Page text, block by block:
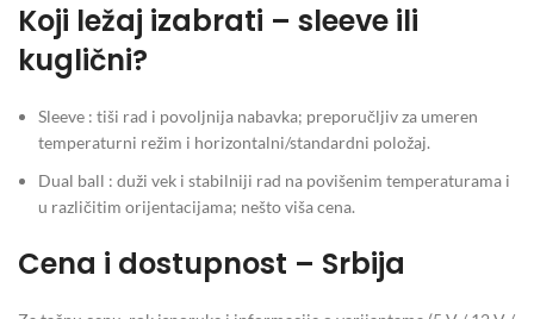
Koji ležaj izabrati – sleeve ili
kuglični?
Sleeve : tiši rad i povoljnija nabavka; preporučljiv za umeren
temperaturni režim i horizontalni/standardni položaj.
Dual ball : duži vek i stabilniji rad na povišenim temperaturama i
u različitim orijentacijama; nešto viša cena.
Cena i dostupnost – Srbija